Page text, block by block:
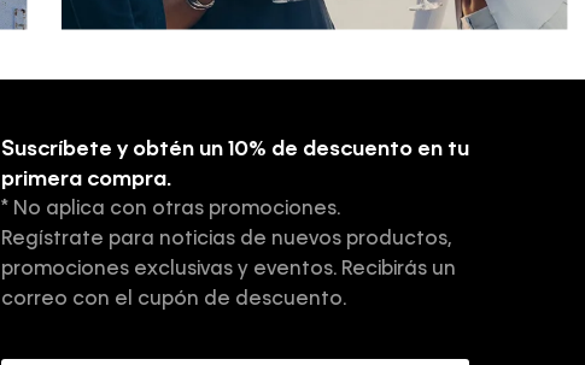
Suscríbete y obtén un 10% de descuento en tu
primera compra.
* No aplica con otras promociones.
Regístrate para noticias de nuevos productos,
promociones exclusivas y eventos. Recibirás un
correo con el cupón de descuento.